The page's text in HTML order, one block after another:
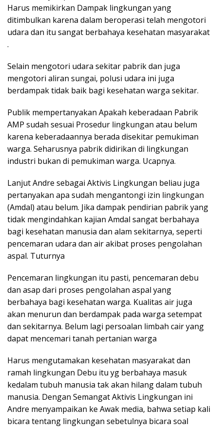
Harus memikirkan Dampak lingkungan yang
ditimbulkan karena dalam beroperasi telah mengotori
udara dan itu sangat berbahaya kesehatan masyarakat
.
Selain mengotori udara sekitar pabrik dan juga
mengotori aliran sungai, polusi udara ini juga
berdampak tidak baik bagi kesehatan warga sekitar.
Publik mempertanyakan Apakah keberadaan Pabrik
AMP sudah sesuai Prosedur lingkungan atau belum
karena keberadaannya berada disekitar pemukiman
warga. Seharusnya pabrik didirikan di lingkungan
industri bukan di pemukiman warga. Ucapnya.
Lanjut Andre sebagai Aktivis Lingkungan beliau juga
pertanyakan apa sudah mengantongi izin lingkungan
(Amdal) atau belum. Jika dampak pendirian pabrik yang
tidak mengindahkan kajian Amdal sangat berbahaya
bagi kesehatan manusia dan alam sekitarnya, seperti
pencemaran udara dan air akibat proses pengolahan
aspal. Tuturnya
Pencemaran lingkungan itu pasti, pencemaran debu
dan asap dari proses pengolahan aspal yang
berbahaya bagi kesehatan warga. Kualitas air juga
akan menurun dan berdampak pada warga setempat
dan sekitarnya. Belum lagi persoalan limbah cair yang
dapat mencemari tanah pertanian warga
Harus mengutamakan kesehatan masyarakat dan
ramah lingkungan Debu itu yg berbahaya masuk
kedalam tubuh manusia tak akan hilang dalam tubuh
manusia. Dengan Semangat Aktivis Lingkungan ini
Andre menyampaikan ke Awak media, bahwa setiap kali
bicara tentang lingkungan sebetulnya bicara soal